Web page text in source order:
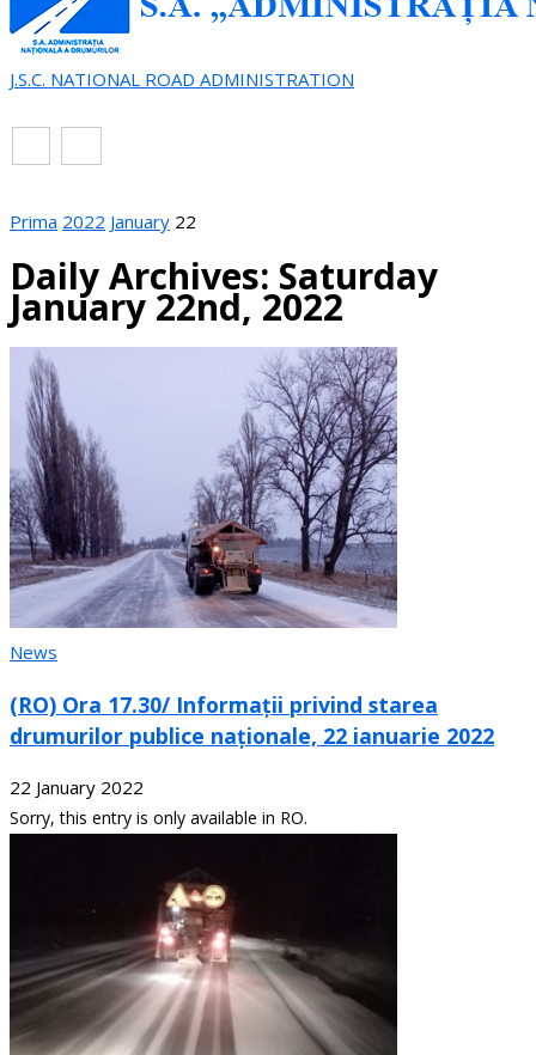
J.S.C. NATIONAL ROAD ADMINISTRATION
Prima 2022 January 22
Daily Archives: Saturday
January 22nd, 2022
News
(RO) Ora 17.30/ Informații privind starea
drumurilor publice naționale, 22 ianuarie 2022
22 January 2022
Sorry, this entry is only available in RO.